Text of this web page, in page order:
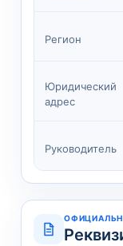
Регион
Юридический
адрес
Руководитель